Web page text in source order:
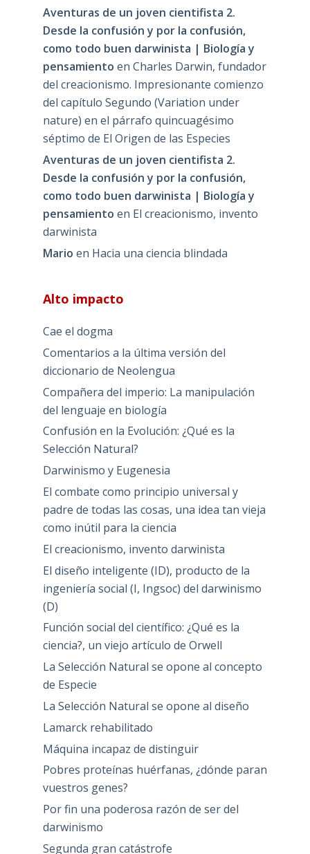
Aventuras de un joven cientifista 2.
Desde la confusión y por la confusión,
como todo buen darwinista | Biología y
pensamiento en Charles Darwin, fundador
del creacionismo. Impresionante comienzo
del capítulo Segundo (Variation under
nature) en el párrafo quincuagésimo
séptimo de El Origen de las Especies
Aventuras de un joven cientifista 2.
Desde la confusión y por la confusión,
como todo buen darwinista | Biología y
pensamiento en El creacionismo, invento
darwinista
Mario en Hacia una ciencia blindada
Alto impacto
Cae el dogma
Comentarios a la última versión del
diccionario de Neolengua
Compañera del imperio: La manipulación
del lenguaje en biología
Confusión en la Evolución: ¿Qué es la
Selección Natural?
Darwinismo y Eugenesia
El combate como principio universal y
padre de todas las cosas, una idea tan vieja
como inútil para la ciencia
El creacionismo, invento darwinista
El diseño inteligente (ID), producto de la
ingeniería social (I, Ingsoc) del darwinismo
(D)
Función social del científico: ¿Qué es la
ciencia?, un viejo artículo de Orwell
La Selección Natural se opone al concepto
de Especie
La Selección Natural se opone al diseño
Lamarck rehabilitado
Máquina incapaz de distinguir
Pobres proteínas huérfanas, ¿dónde paran
vuestros genes?
Por fin una poderosa razón de ser del
darwinismo
Segunda gran catástrofe